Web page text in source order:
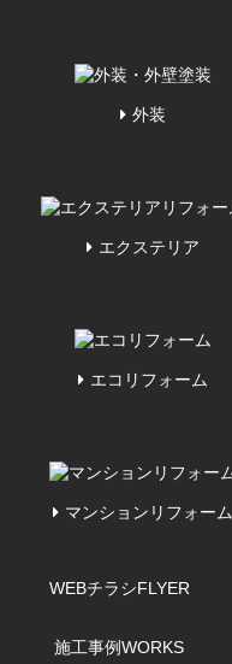
外装
エクステリア
エコリフォーム
マンションリフォーム
WEBチラシFLYER
施工事例WORKS